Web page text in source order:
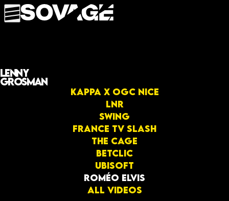
Lenny
Grosman
KAPPA X OGC NICE
LNR
Swing
France TV Slash
The Cage
Betclic
Ubisoft
Roméo Elvis
All videos